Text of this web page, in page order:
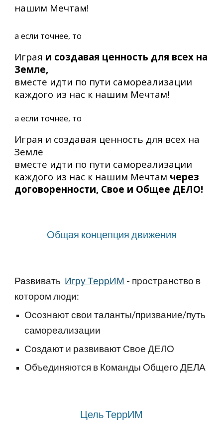
нашим Мечтам!
а если точнее, то
Играя и создавая ценность для всех на
Земле,
вместе идти по пути самореализации
каждого из нас к нашим Мечтам!
а если точнее, то
Играя и создавая ценность для всех на
Земле
вместе идти по пути самореализации
каждого из нас к нашим Мечтам через
договоренности, Свое и Общее ДЕЛО!
Общая концепция движения
Развивать Игру ТеррИМ - пространство в
котором люди:
Осознают свои таланты/призвание/путь
самореализации
Создают и развивают Свое ДЕЛО
Объединяются в Команды Общего ДЕЛА
Цель ТеррИМ